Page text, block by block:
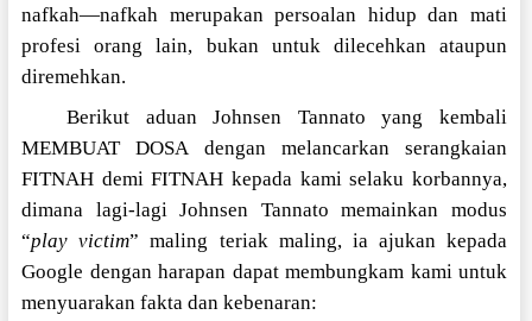
nafkah—nafkah merupakan persoalan hidup dan mati
profesi orang lain, bukan untuk dilecehkan ataupun
diremehkan.
Berikut aduan Johnsen Tannato yang kembali
MEMBUAT DOSA dengan melancarkan serangkaian
FITNAH demi FITNAH kepada kami selaku korbannya,
dimana lagi-lagi Johnsen Tannato memainkan modus
“play victim” maling teriak maling, ia ajukan kepada
Google dengan harapan dapat membungkam kami untuk
menyuarakan fakta dan kebenaran: